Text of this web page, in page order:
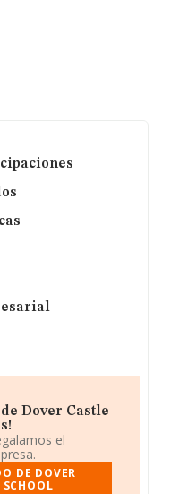
Dover Castle
el
DE DOVER
SCHOOL